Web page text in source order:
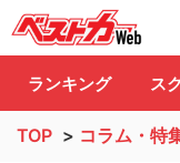
自
ランキング ス
TOP > コラム・特